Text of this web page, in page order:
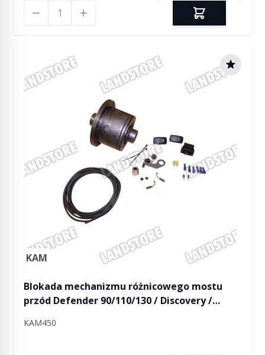
KAM
Blokada mechanizmu różnicowego mostu
przód Defender 90/110/130 / Discovery /
Discovery / Discovery II / RR - KAM
KAM450